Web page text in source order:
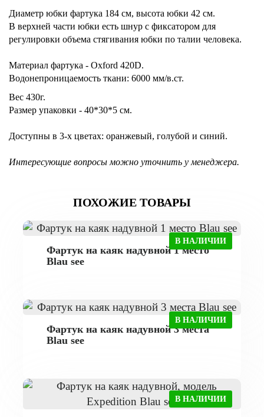
Диаметр юбки фартука 184 см, высота юбки 42 см.
В верхней части юбки есть шнур с фиксатором для
регулировки объема стягивания юбки по талии человека.
Материал фартука - Oxford 420D.
Водонепроницаемость ткани: 6000 мм/в.ст.
Вес 430г.
Размер упаковки - 40*30*5 см.
Доступны в 3-х цветах: оранжевый, голубой и синий.
Интересующие вопросы можно уточнить у менеджера.
ПОХОЖИЕ ТОВАРЫ
В НАЛИЧИИ
Фартук на каяк надувной 1 место
Blau see
В НАЛИЧИИ
Фартук на каяк надувной 3 места
Blau see
В НАЛИЧИИ